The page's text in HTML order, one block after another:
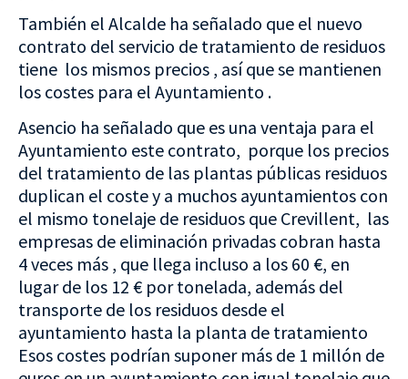
También el Alcalde ha señalado que el nuevo
contrato del servicio de tratamiento de residuos
tiene los mismos precios , así que se mantienen
los costes para el Ayuntamiento .
Asencio ha señalado que es una ventaja para el
Ayuntamiento este contrato, porque los precios
del tratamiento de las plantas públicas residuos
duplican el coste y a muchos ayuntamientos con
el mismo tonelaje de residuos que Crevillent, las
empresas de eliminación privadas cobran hasta
4 veces más , que llega incluso a los 60 €, en
lugar de los 12 € por tonelada, además del
transporte de los residuos desde el
ayuntamiento hasta la planta de tratamiento
Esos costes podrían suponer más de 1 millón de